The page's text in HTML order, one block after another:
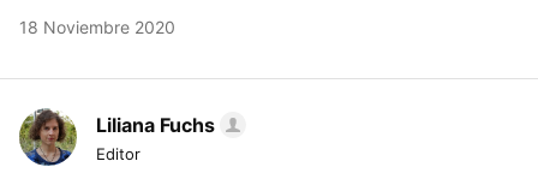
18 Noviembre 2020
Liliana Fuchs
Editor